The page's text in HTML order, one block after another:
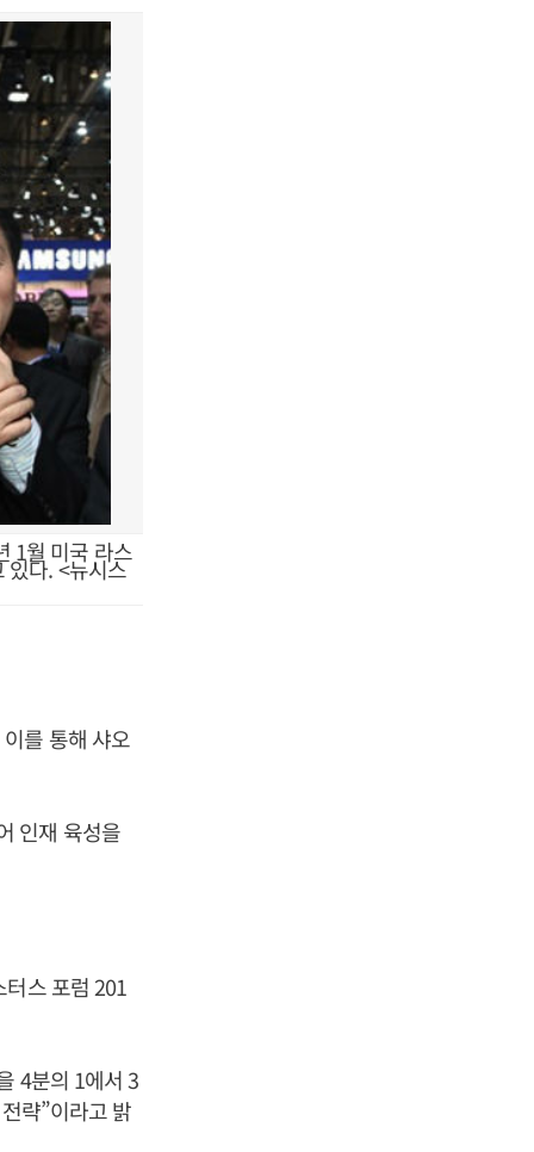
1월 미국 라스
있다. <뉴시스
를 통해 샤오
인재 육성을
터스 포럼 201
4분의 1에서 3
략”이라고 밝